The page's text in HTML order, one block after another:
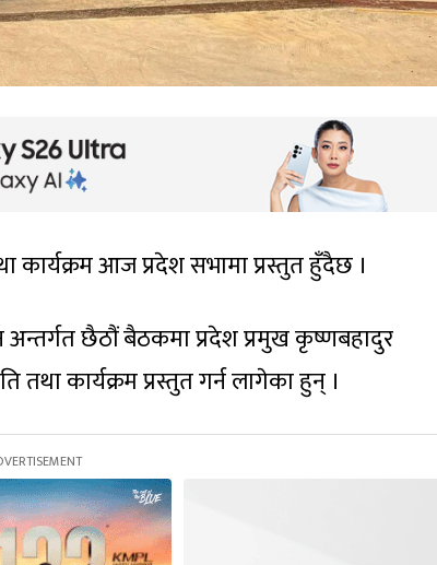
कार्यक्रम आज प्रदेश सभामा प्रस्तुत हुँदैछ ।
छैठौं बैठकमा प्रदेश प्रमुख कृष्णबहादुर
तथा कार्यक्रम प्रस्तुत गर्न लागेका हुन् ।